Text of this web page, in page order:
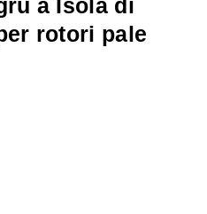
a Isola di
rotori pale